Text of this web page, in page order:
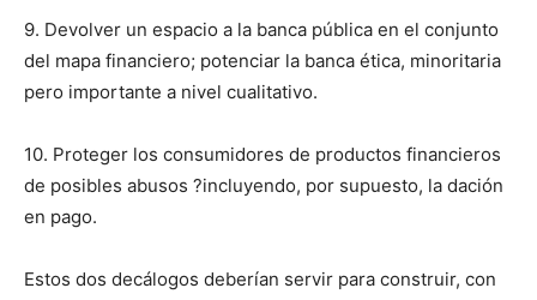
9. Devolver un espacio a la banca pública en el conjunto
del mapa financiero; potenciar la banca ética, minoritaria
pero importante a nivel cualitativo.
10. Proteger los consumidores de productos financieros
de posibles abusos ?incluyendo, por supuesto, la dación
en pago.
Estos dos decálogos deberían servir para construir, con